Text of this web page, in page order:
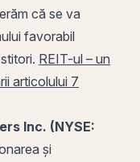
că se va
favorabil
REIT-ul – un
articolului 7
Inc. (NYSE:
și